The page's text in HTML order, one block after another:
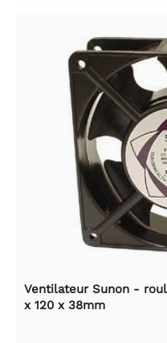
Ventilateur Sunon -
x 120 x 38mm